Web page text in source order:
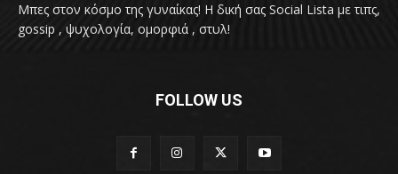
Μπες στον κόσμο της γυναίκας! H δική σας Social Lista με τιπς,
gossip , ψυχολογία, ομορφιά , στυλ!
FOLLOW US